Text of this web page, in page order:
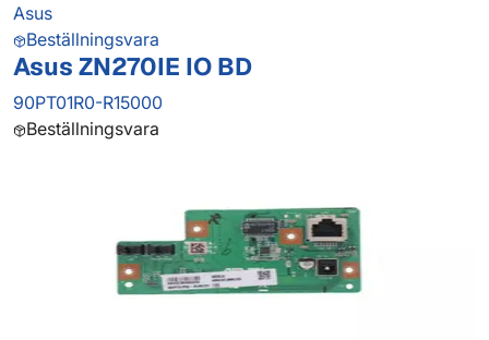
Asus
Beställningsvara
Asus ZN270IE IO BD
90PT01R0-R15000
Beställningsvara